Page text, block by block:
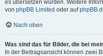
es übersetzen würden. Weitere
von phpBB Limited oder auf
Nach oben
Was sind das für Bilder, die bei
In der Beitragsansicht können zwei